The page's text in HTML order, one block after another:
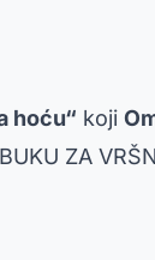
hoću“ koji
ZA